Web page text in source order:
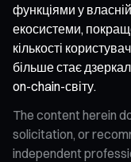
функціями у
екосистеми,
кількості
більше стає
on-chain-світу.
The content herein
solicitation, or
independent